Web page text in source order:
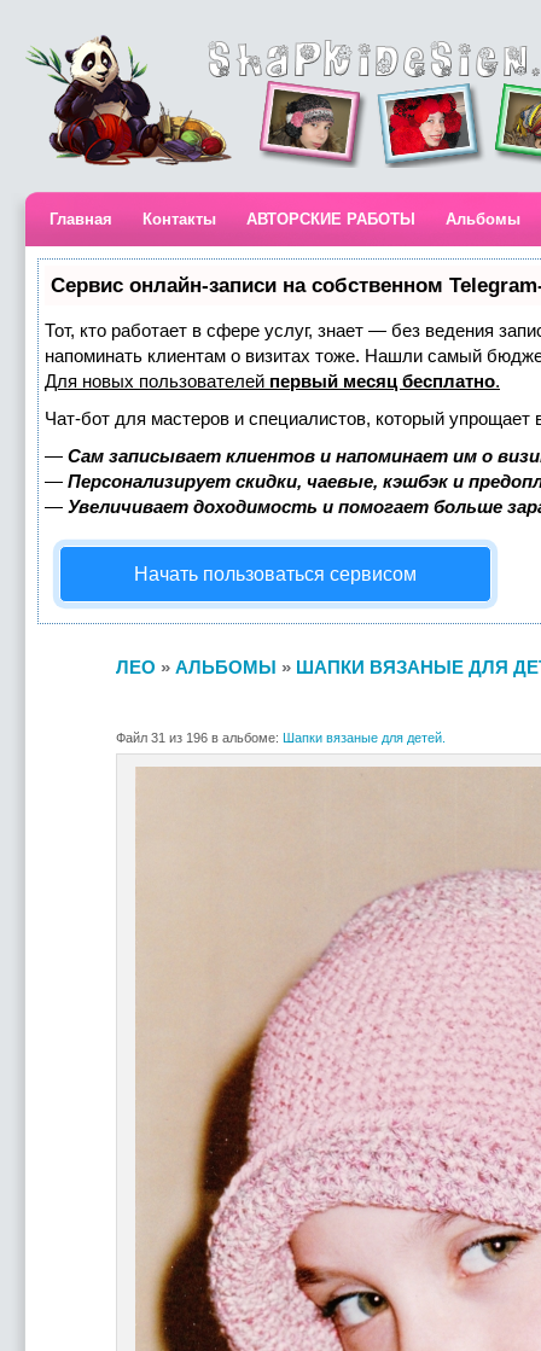
Главная Контакты АВТОРСКИЕ РАБОТЫ Альбомы
Сервис онлайн-записи на собственном
Тот, кто работает в сфере услуг, знает — без ведения
напоминать клиентам о визитах тоже. Нашли самый
Для новых пользователей первый месяц бесплатно.
Чат-бот для мастеров и специалистов, который упрощает
— Сам записывает клиентов и напоминает им о
— Персонализирует скидки, чаевые, кэшбэк и
— Увеличивает доходимость и помогает больше
Начать пользоваться сервисом
ЛЕО » АЛЬБОМЫ » ШАПКИ ВЯЗАНЫЕ ДЛЯ
Файл 31 из 196 в альбоме: Шапки вязаные для детей.